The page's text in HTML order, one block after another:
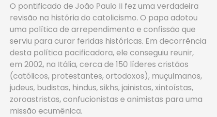
O pontificado de João Paulo II fez uma verdadeira
revisão na história do catolicismo. O papa adotou
uma política de arrependimento e confissão que
serviu para curar feridas históricas. Em decorrência
desta política pacificadora, ele conseguiu reunir,
em 2002, na Itália, cerca de 150 líderes cristãos
(católicos, protestantes, ortodoxos), muçulmanos,
judeus, budistas, hindus, sikhs, jainistas, xintoístas,
zoroastristas, confucionistas e animistas para uma
missão ecumênica.